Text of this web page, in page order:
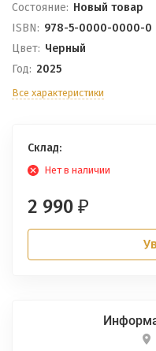
Состояние: Новый товар
ISBN: 978-5-0000-0000-0
Цвет: Черный
Год: 2025
Все характеристики
Склад:
Нет в наличии
2 990 ₽